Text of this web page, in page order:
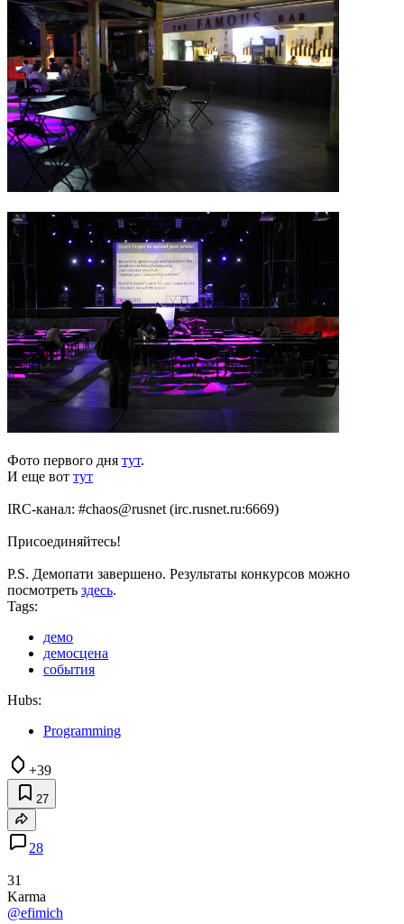
Фото первого дня тут.
И еще вот тут
IRC-канал: #chaos@rusnet (irc.rusnet.ru:6669)
Присоединяйтесь!
P.S. Демопати завершено. Результаты конкурсов можно
посмотреть здесь.
Tags:
демо
демосцена
события
Hubs:
Programming
+39
27
28
31
Karma
@efimich